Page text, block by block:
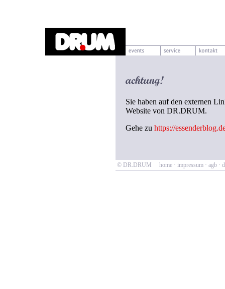
Sie haben auf den externen
Website von DR.DRUM.
Gehe zu https://
© DR.DRUM home · impressum · agb ·